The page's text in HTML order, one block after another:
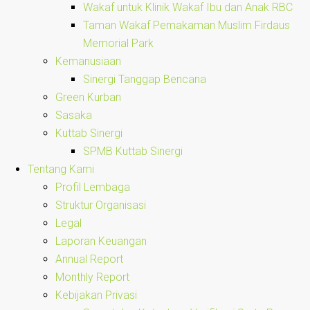
Wakaf untuk Klinik Wakaf Ibu dan Anak RBC
Taman Wakaf Pemakaman Muslim Firdaus
Memorial Park
Kemanusiaan
Sinergi Tanggap Bencana
Green Kurban
Sasaka
Kuttab Sinergi
SPMB Kuttab Sinergi
Tentang Kami
Profil Lembaga
Struktur Organisasi
Legal
Laporan Keuangan
Annual Report
Monthly Report
Kebijakan Privasi